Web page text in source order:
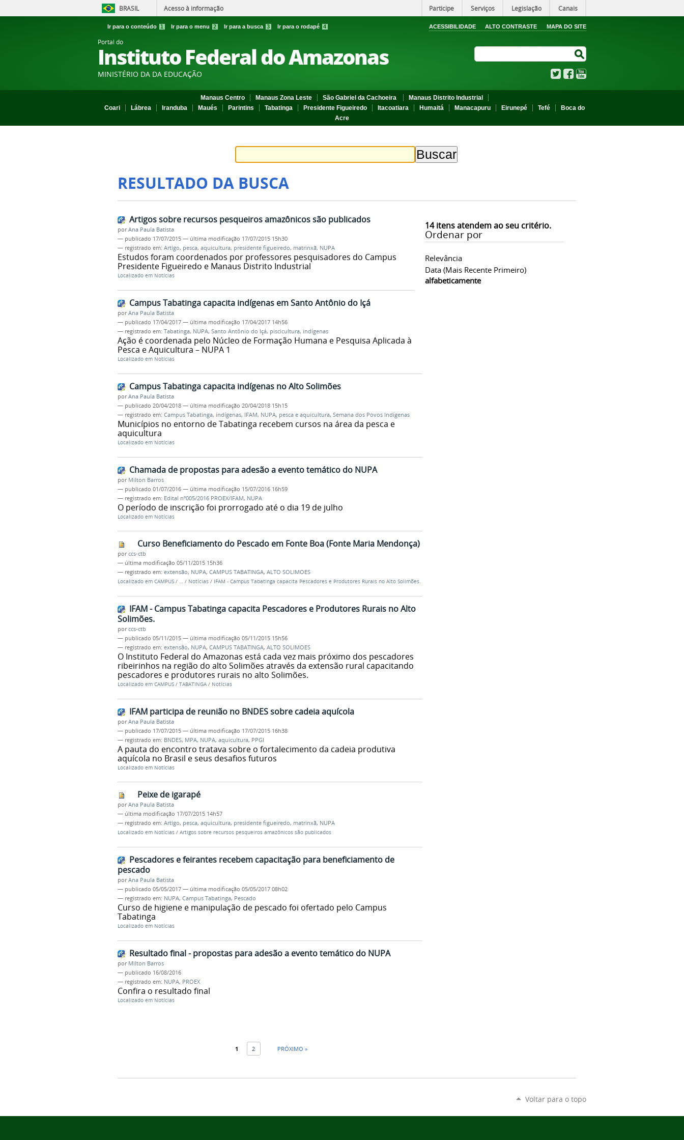
BRASIL Acesso à informação Participe Serviços Legislação Canais
Ir para o conteúdo 1 Ir para o menu 2 Ir para a busca 3 Ir para o rodapé 4 ACESSIBILIDADE ALTO CONTRASTE MAPA DO SITE
Portal do
Instituto Federal do Amazonas
MINISTÉRIO DA DA EDUCAÇÃO TwitterFacebook
Manaus Centro Manaus Zona Leste São Gabriel da Cachoeira
Manaus Distrito Industrial
Coari
Lábrea Iranduba Maués Parintins Tabatinga Presidente Figueiredo Itacoatiara Humaitá Manacapuru Eirunepé Tefé
Boca do
Acre
RESULTADO DA BUSCA
14itens atendem ao seu critério.
Ordenar por
Relevância
Data (mais Recente Primeiro)
alfabeticamente
Artigos sobre recursos pesqueiros amazônicos são publicados
porAna Paula Batista
— publicado 17/07/2015 — última modificação 17/07/2015 15h30
— registrado em: Artigo, pesca, aquicultura, presidente figueiredo, matrinxã, NUPA
Estudos foram coordenados por professores pesquisadores do Campus
Presidente Figueiredo e Manaus Distrito Industrial
Localizado em Notícias
Campus Tabatinga capacita indígenas em Santo Antônio do Içá
porAna Paula Batista
— publicado 17/04/2017 — última modificação 17/04/2017 14h56
— registrado em: Tabatinga, NUPA, Santo Antônio do Içá, piscicultura, indígenas
Ação é coordenada pelo Núcleo de Formação Humana e Pesquisa Aplicada à
Pesca e Aquicultura – NUPA 1
Localizado em Notícias
Campus Tabatinga capacita indígenas no Alto Solimões
porAna Paula Batista
— publicado 20/04/2018 — última modificação 20/04/2018 15h15
— registrado em: Campus Tabatinga, indígenas, IFAM, NUPA, pesca e aquicultura, Semana dos Povos Indígenas
Municípios no entorno de Tabatinga recebem cursos na área da pesca e
aquicultura
Localizado em Notícias
Chamada de propostas para adesão a evento temático do NUPA
por Milton Barros
— publicado 01/07/2016 — última modificação 15/07/2016 16h59
— registrado em: Edital nº005/2016 PROEX/IFAM, NUPA
O período de inscrição foi prorrogado até o dia 19 de julho
Localizado em Notícias
Curso Beneficiamento do Pescado em Fonte Boa (Fonte Maria Mendonça)
porccs-ctb
— última modificação 05/11/2015 15h36
— registrado em: extensão, NUPA, CAMPUS TABATINGA, ALTO SOLIMOES
Localizado em CAMPUS / … / Notícias / IFAM - Campus Tabatinga capacita Pescadores e Produtores Rurais no Alto Solimões.
IFAM - Campus Tabatinga capacita Pescadores e Produtores Rurais no Alto
Solimões.
porccs-ctb
— publicado 05/11/2015 — última modificação 05/11/2015 15h56
— registrado em: extensão, NUPA, CAMPUS TABATINGA, ALTO SOLIMOES
O Instituto Federal do Amazonas está cada vez mais próximo dos pescadores
ribeirinhos na região do alto Solimões através da extensão rural capacitando
pescadores e produtores rurais no alto Solimões.
Localizado em CAMPUS / TABATINGA / Notícias
IFAM participa de reunião no BNDES sobre cadeia aquícola
porAna Paula Batista
— publicado 17/07/2015 — última modificação 17/07/2015 16h38
— registrado em: BNDES, MPA, NUPA, aquicultura, PPGI
A pauta do encontro tratava sobre o fortalecimento da cadeia produtiva
aquícola no Brasil e seus desafios futuros
Localizado em Notícias
Peixe de igarapé
porAna Paula Batista
— última modificação 17/07/2015 14h57
— registrado em: Artigo, pesca, aquicultura, presidente figueiredo, matrinxã, NUPA
Localizado em Notícias / Artigos sobre recursos pesqueiros amazônicos são publicados
Pescadores e feirantes recebem capacitação para beneficiamento de
pescado
porAna Paula Batista
— publicado 05/05/2017 — última modificação 05/05/2017 08h02
— registrado em: NUPA, Campus Tabatinga, Pescado
Curso de higiene e manipulação de pescado foi ofertado pelo Campus
Tabatinga
Localizado em Notícias
Resultado final - propostas para adesão a evento temático do NUPA
por Milton Barros
— publicado 16/08/2016
— registrado em: NUPA, PROEX
Confira o resultado final
Localizado em Notícias
1 2 PRÓXIMO »
Voltar para o topo